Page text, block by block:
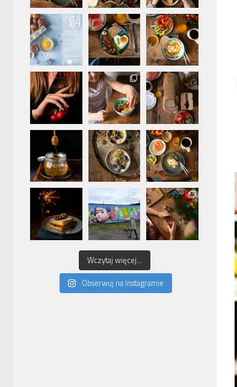
Wczytaj więcej...
Obserwuj na Instagramie